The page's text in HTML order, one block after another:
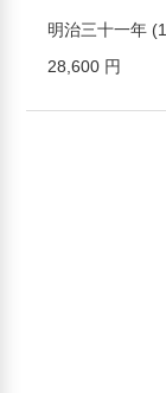
明治三十一年
28,600 円